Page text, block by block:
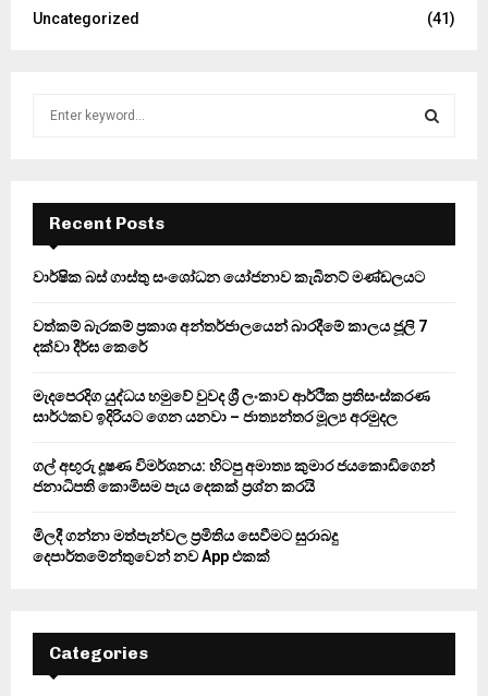
Uncategorized
(41)
f
r
E
A
Recent Posts
වාර්ෂික බස් ගාස්තු සංශෝධන යෝජනාව කැබිනට් මණ්ඩලයට
වත්කම් බැරකම් ප්‍රකාශ අන්තර්ජාලයෙන් බාරදීමේ කාලය ජූලි 7
දක්වා දීර්ඝ කෙරේ
මැදපෙරදිග යුද්ධය හමුවේ වුවද ශ්‍රී ලංකාව ආර්ථික ප්‍රතිසංස්කරණ
සාර්ථකව ඉදිරියට ගෙන යනවා – ජාත්‍යන්තර මූල්‍ය අරමුදල
ගල් අඟුරු දූෂණ විමර්ශනය: හිටපු අමාත්‍ය කුමාර ජයකොඩිගෙන්
ජනාධිපති කොමිසම පැය දෙකක් ප්‍රශ්න කරයි
මිලදී ගන්නා මත්පැන්වල ප්‍රමිතිය සෙවීමට සුරාබදු
දෙපාර්තමේන්තුවෙන් නව App එකක්
Categories